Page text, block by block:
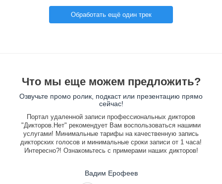
Обработать ещё один трек
Что мы еще можем предложить?
Озвучьте промо ролик, подкаст или презентацию прямо
сейчас!
Портал удаленной записи профессиональных дикторов
"Дикторов.Нет" рекомендует Вам воспользоваться нашими
услугами! Минимальные тарифы на качественную запись
дикторских голосов и минимальные сроки записи от 1 часа!
Интересно?! Ознакомьтесь с примерами наших дикторов!
Вадим Ерофеев